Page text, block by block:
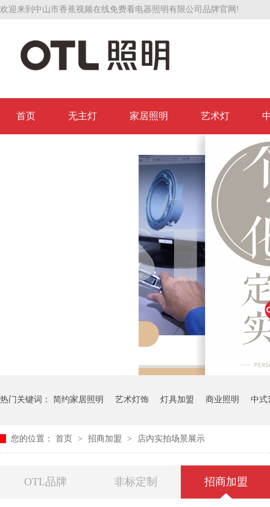
欢迎来到中山市香蕉视频在线免费看电器照明有限公司品牌官网!
首页 无主灯 家居照明 艺术灯
热门关键词： 简约家居照明 艺术灯饰 灯具加盟 商业照明 中式
您的位置： 首页 > 招商加盟 > 店内实拍场景展示
OTL品牌 非标定制 招商加盟